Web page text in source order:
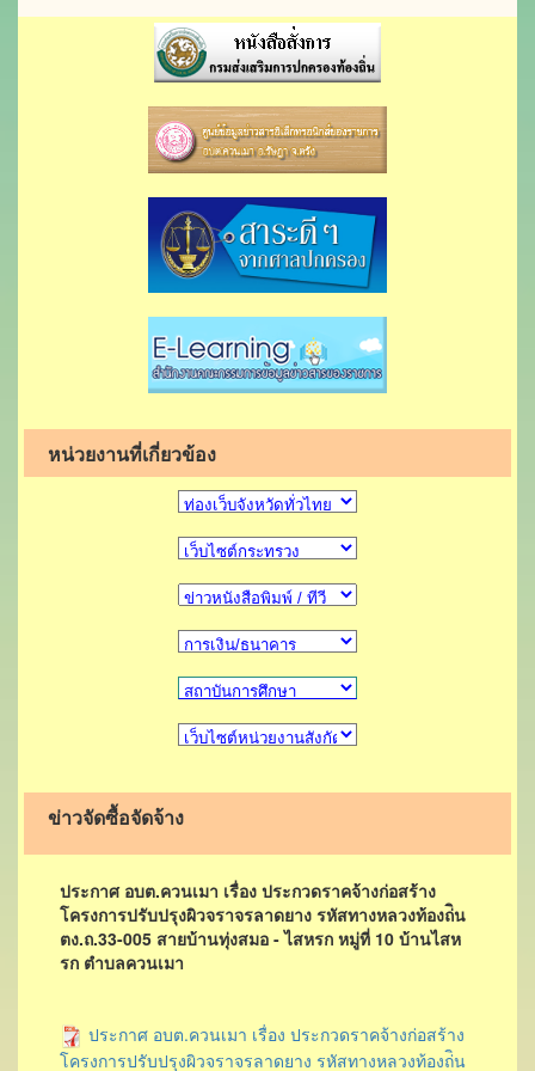
หน่วยงานที่เกี่ยวข้อง
ข่าวจัดซื้อจัดจ้าง
ประกาศ อบต.ควนเมา เรื่อง ประกวดราคจ้างก่อสร้าง
โครงการปรับปรุงผิวจราจรลาดยาง รหัสทางหลวงท้องถ่ิน
ตง.ถ.33-005 สายบ้านทุ่งสมอ - ไสหรก หมู่ที่ 10 บ้านไสห
รก ตำบลควนเมา
ประกาศ อบต.ควนเมา เรื่อง ประกวดราคจ้างก่อสร้าง
โครงการปรับปรุงผิวจราจรลาดยาง รหัสทางหลวงท้องถ่ิน